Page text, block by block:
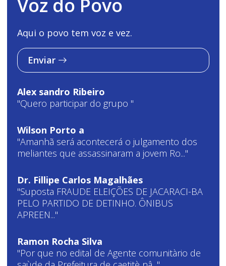
Voz do Povo
Aqui o povo tem voz e vez.
Enviar
Alex sandro Ribeiro
"Quero participar do grupo "
Wilson Porto a
"Amanhã será acontecerá o julgamento dos
meliantes que assassinaram a jovem Ro..."
Dr. Fillipe Carlos Magalhães
"Suposta FRAUDE ELEIÇÕES DE JACARACI-BA
PELO PARTIDO DE DETINHO. ÔNIBUS
APREEN..."
Ramon Rocha Silva
"Por que no edital de Agente comunitàrio de